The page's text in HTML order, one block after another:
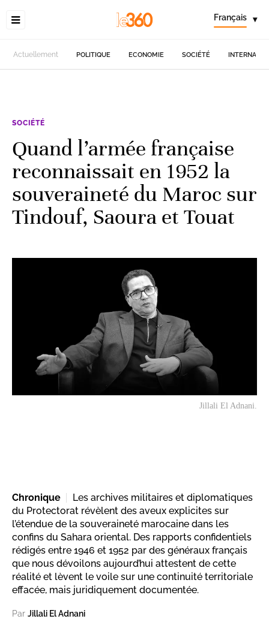
Français ▾
Actuellement POLITIQUE ECONOMIE SOCIÉTÉ
SOCIÉTÉ
Quand l’armée française
reconnaissait en 1952 la
souveraineté du Maroc sur
Tindouf, Saoura et Touat
Jillali El Adnani.
Chronique
Les archives militaires et diplomatiques
du Protectorat révèlent des aveux explicites sur
l’étendue de la souveraineté marocaine dans les
confins du Sahara oriental. Des rapports confidentiels
rédigés entre 1946 et 1952 par des généraux français
que nous dévoilons aujourd’hui attestent de cette
réalité et lèvent le voile sur une continuité territoriale
effacée, mais juridiquement documentée.
Par Jillali El Adnani